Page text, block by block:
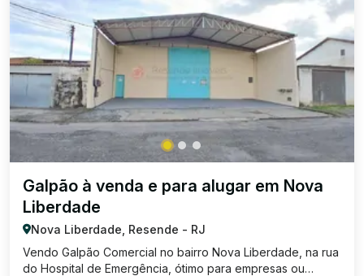
Galpão à venda e para alugar em Nova
Liberdade
Nova Liberdade, Resende - RJ
Vendo Galpão Comercial no bairro Nova Liberdade, na rua
do Hospital de Emergência, ótimo para empresas ou